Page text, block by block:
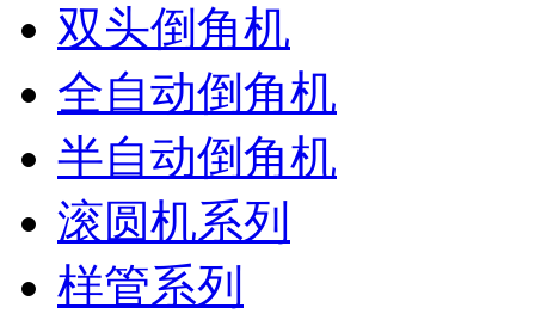
双头倒角机
全自动倒角机
半自动倒角机
滚圆机系列
样管系列